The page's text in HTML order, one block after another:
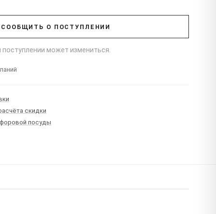
СООБЩИТЬ О ПОСТУПЛЕНИИ
поступлении может измениться.
скидки
посуды